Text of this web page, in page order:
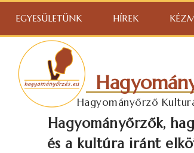
EGYESÜLETÜNK HÍREK
Hagyományőrző
Hagyományőrzők,
és a kultúra iránt